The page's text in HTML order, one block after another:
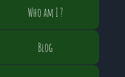
Who am I ?
Blog